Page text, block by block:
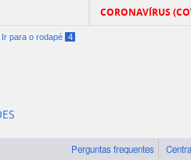
CORONAVÍRUS
Ir para o rodapé 4
Perguntas frequentes